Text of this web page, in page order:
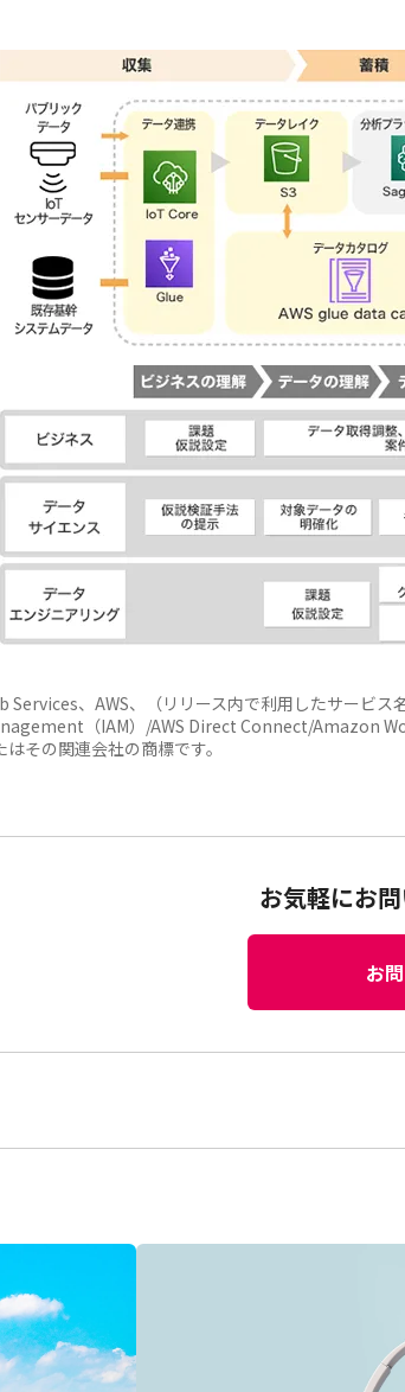
Services、AWS、（リリース内で利用したサー
（IAM）/AWS Direct Connect/Amazon
その関連会社の商標です。
お気軽にお
お